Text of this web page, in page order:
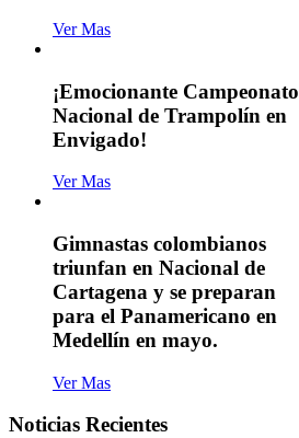
Ver Mas
¡Emocionante Campeonato
Nacional de Trampolín en
Envigado!
Ver Mas
Gimnastas colombianos
triunfan en Nacional de
Cartagena y se preparan
para el Panamericano en
Medellín en mayo.
Ver Mas
Noticias Recientes